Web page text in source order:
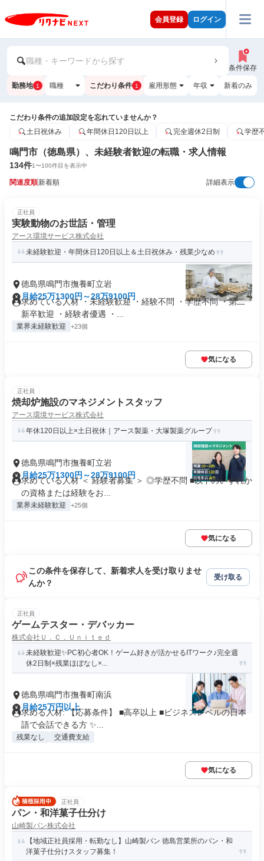
会員登録 ログイン
職種・キーワードから探す
条件保存
勤務地 1 職種 こだわり条件 1 雇用形態 年収 新着のみ
こだわり条件の追加設定を忘れていませんか？
土日祝休み
年間休日120日以上 完全週休2日制 学歴
鳴門市（徳島県）、未経験者歓迎の転職・求人情報
134件1〜100件目を表示中
関連度順新着順 詳細表示
正社員
実験動物のお世話・管理
アース環境サービス株式会社
未経験歓迎・年間休日120日以上＆土日祝休み・残業少なめ
徳島県鳴門市撫養町立岩
月給25万1300円～28万9100円
求めている人材 ・未経験歓迎 ・経験不問 ・学歴不問 ・第二
新卒歓迎 ・経験者優遇 ・...
業界未経験歓迎 +23個
気になる
正社員
焼却炉施設のマネジメントスタッフ
アース環境サービス株式会社
年休120日以上×土日祝休｜アース製薬・大塚製薬グループ
徳島県鳴門市撫養町立岩
月給25万1300円～28万9100円
求めている人材 ＜ 経験者募集 ＞ ◎学歴不問 ■以下のいずれか
の資格または経験をお...
業界未経験歓迎 +25個
気になる
この条件を保存して、新着求人を受け取りませ
んか？
受け取る
正社員
ゲームテスター・デバッカー
株式会社Ｕ．Ｃ．Ｕｎｉｔｅｄ
未経験歓迎✨PC初心者OK！ゲーム好きが活かせるITワーク♪完全週
休2日制×残業ほぼなし×...
徳島県鳴門市撫養町南浜
月給25万円以上
求める人材: 【応募条件】 ■高卒以上 ■ビジネスレベルの日本
語で会話できる方 ✨...
残業なし 交通費支給
気になる
正社員
パン・和洋菓子仕分け
山崎製パン株式会社
【地域正社員採用・転勤なし】山崎製パン 徳島営業所のパン・和
洋菓子仕分けスタッフ募集！